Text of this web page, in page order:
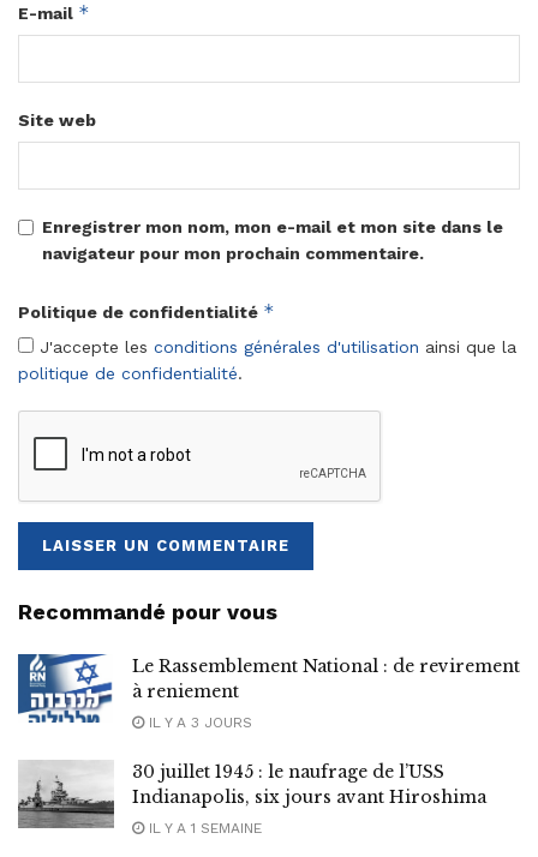
E-mail *
Site web
Enregistrer mon nom, mon e-mail et mon site dans le
navigateur pour mon prochain commentaire.
Politique de confidentialité *
J'accepte les conditions générales d'utilisation ainsi que la
politique de confidentialité.
Recommandé pour vous
Le Rassemblement National : de revirement
à reniement
IL Y A 3 JOURS
30 juillet 1945 : le naufrage de l’USS
Indianapolis, six jours avant Hiroshima
IL Y A 1 SEMAINE